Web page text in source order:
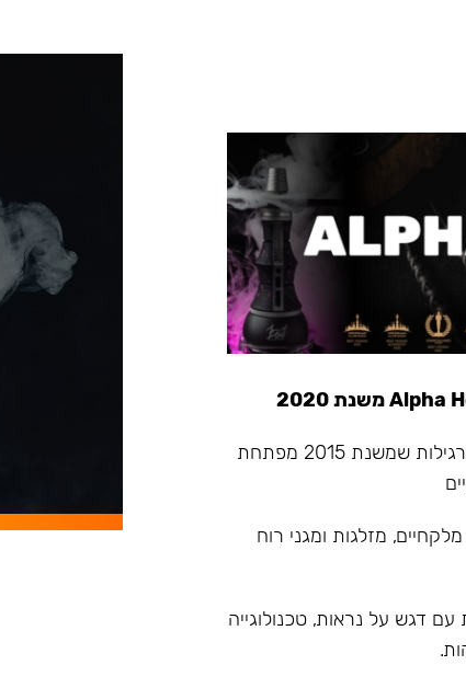
Alpha Hookah - החברה המובילה בתעשיית הנרגילות שמשנת 2015 מפתחת
מזלגות ומגני רוח
דגש על נראות, טכנולוגייה